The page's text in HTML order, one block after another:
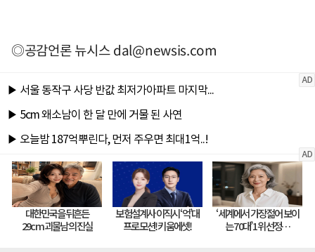
◎공감언론 뉴시스dal@newsis.com